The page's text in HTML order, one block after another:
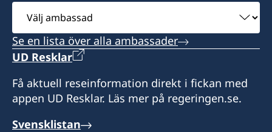
Honorärkonsul
Shireen J. Wilkinson
Välj
ambassad
Se en lista över alla ambassader
UD Resklar
Få aktuell reseinformation direkt i fickan med
appen UD Resklar. Läs mer på regeringen.se.
Svensklistan